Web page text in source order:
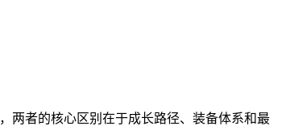
两者的核心区别在于成长路径、装备体系和最